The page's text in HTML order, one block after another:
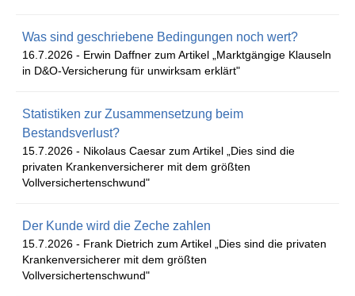
Was sind geschriebene Bedingungen noch wert?
16.7.2026 - Erwin Daffner zum Artikel „Marktgängige Klauseln
in D&O-Versicherung für unwirksam erklärt"
Statistiken zur Zusammensetzung beim
Bestandsverlust?
15.7.2026 - Nikolaus Caesar zum Artikel „Dies sind die
privaten Krankenversicherer mit dem größten
Vollversichertenschwund"
Der Kunde wird die Zeche zahlen
15.7.2026 - Frank Dietrich zum Artikel „Dies sind die privaten
Krankenversicherer mit dem größten
Vollversichertenschwund"